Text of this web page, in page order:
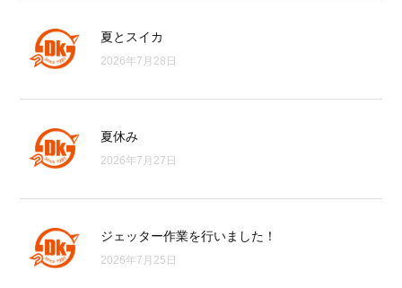
夏とスイカ
2026年7月28日
夏休み
2026年7月27日
ジェッター作業を行いました！
2026年7月25日